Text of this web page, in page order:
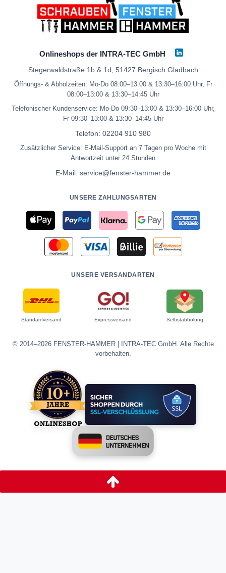
Onlineshops der INTRA-TEC GmbH
Stegerwaldstraße 1b & 1d, 51427 Bergisch Gladbach
Öffnungs- & Abholzeiten: Mo-Do 08:00–13:00 & 13:30–16:00 Uhr, Fr
08:00–13:00 & 13:30–14:45 Uhr
Telefonischer Kundenservice: Mo-Do 09:30–13:00 & 13:30–16:00 Uhr,
Fr 09:30–13:00 & 13:30–14:45 Uhr
Telefon: 02204 910 980
Zusätzlicher Service: E-Mail-Support an 7 Tagen pro Woche mit
Antwortzeit unter 24 Stunden
E-Mail: service@fenster-hammer.de
UNSERE ZAHLUNGSARTEN
UNSERE VERSANDARTEN
Standardversand Expressversand Selbstabholung
© 2014–2026 FENSTER-HAMMER | INTRA-TEC GmbH. Alle Rechte
vorbehalten.